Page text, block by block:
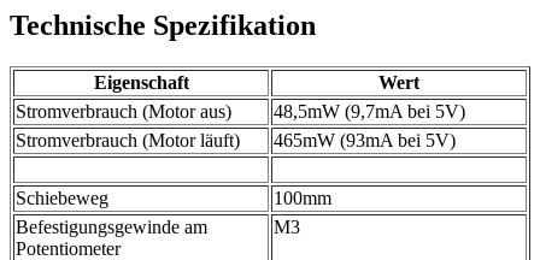
Technische Spezifikation
Eigenschaft
Wert
Stromverbrauch (Motor aus)
48,5mW (9,7mA bei 5V)
Stromverbrauch (Motor läuft)
465mW (93mA bei 5V)
Schiebeweg
100mm
Befestigungsgewinde am
Potentiometer
M3